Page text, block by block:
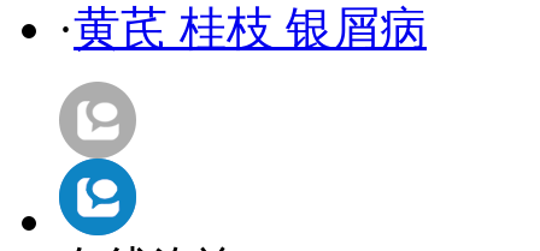
·黄芪 桂枝 银屑病